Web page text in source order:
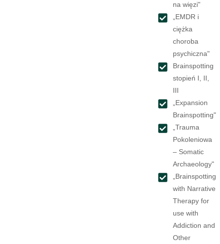
na więzi"
„EMDR i
ciężka
choroba
psychiczna"
Brainspotting
stopień I, II,
III
„Expansion
Brainspotting"
„Trauma
Pokoleniowa
– Somatic
Archaeology"
„Brainspotting
with Narrative
Therapy for
use with
Addiction and
Other